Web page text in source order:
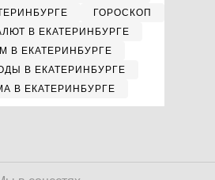
ГОРОСКОП
В ЕКАТЕРИНБУРГЕ
В ЕКАТЕРИНБУРГЕ
В ЕКАТЕРИНБУРГЕ
В ЕКАТЕРИНБУРГЕ